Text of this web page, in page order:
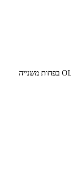
מסד נתונים אנליטי בזמן אמת לשאילתות OLAP בפחות משנייה